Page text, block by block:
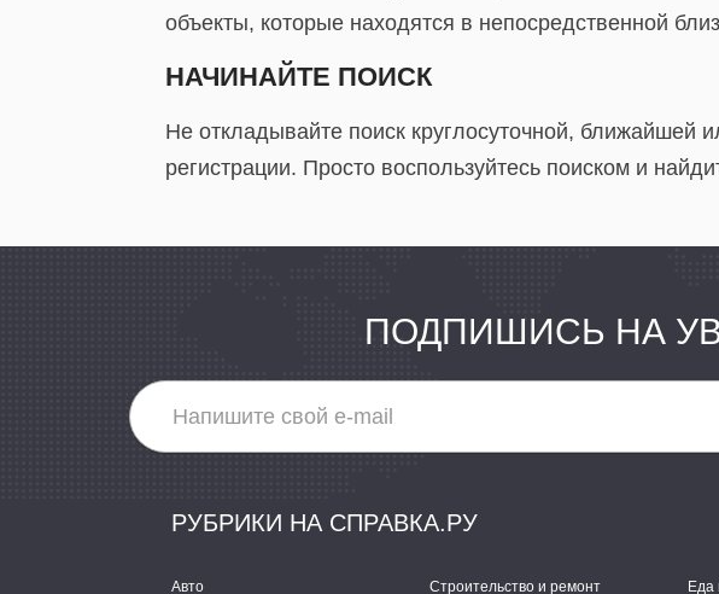
объекты, которые находятся в непосредственной
НАЧИНАЙТЕ ПОИСК
Не откладывайте поиск круглосуточной, ближайшей
регистрации. Просто воспользуйтесь поиском и
ПОДПИШИСЬ НА
РУБРИКИ НА СПРАВКА.РУ
Авто Строительство и ремонт Еда